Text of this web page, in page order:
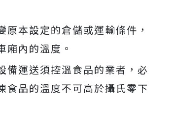
原本設定的倉儲或運輸條件，
廂內的溫度。
備運送須控溫食品的業者，必
食品的溫度不可高於攝氏零下